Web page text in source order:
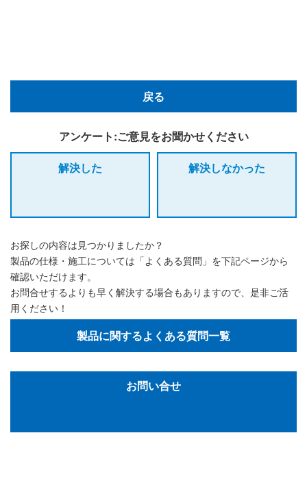
戻る
アンケート:ご意見をお聞かせください
解決した
解決しなかった
お探しの内容は見つかりましたか？
製品の仕様・施工については「よくある質問」を下記ページから
確認いただけます。
お問合せするよりも早く解決する場合もありますので、是非ご活
用ください！
製品に関するよくある質問一覧
お問い合せ